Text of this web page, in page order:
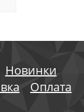
Новинки
Оплата